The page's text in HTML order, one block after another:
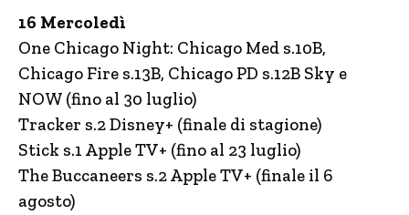
16 Mercoledì
One Chicago Night: Chicago Med s.10B,
Chicago Fire s.13B, Chicago PD s.12B Sky e
NOW (fino al 30 luglio)
Tracker s.2 Disney+ (finale di stagione)
Stick s.1 Apple TV+ (fino al 23 luglio)
The Buccaneers s.2 Apple TV+ (finale il 6
agosto)